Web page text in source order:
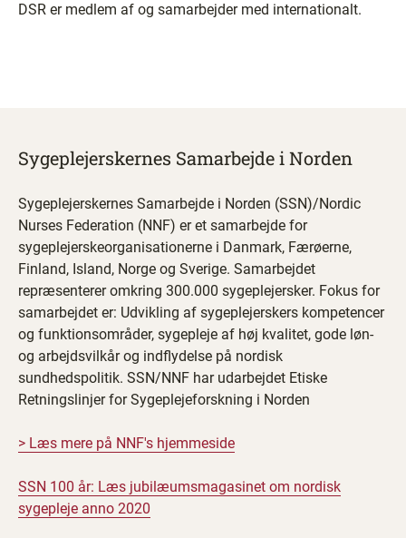
DSR er medlem af og samarbejder med internationalt.
Sygeplejerskernes Samarbejde i Norden
Sygeplejerskernes Samarbejde i Norden (SSN)/Nordic
Nurses Federation (NNF) er et samarbejde for
sygeplejerskeorganisationerne i Danmark, Færøerne,
Finland, Island, Norge og Sverige. Samarbejdet
repræsenterer omkring 300.000 sygeplejersker. Fokus for
samarbejdet er: Udvikling af sygeplejerskers kompetencer
og funktionsområder, sygepleje af høj kvalitet, gode løn-
og arbejdsvilkår og indflydelse på nordisk
sundhedspolitik. SSN/NNF har udarbejdet Etiske
Retningslinjer for Sygeplejeforskning i Norden
> Læs mere på NNF's hjemmeside
SSN 100 år: Læs jubilæumsmagasinet om nordisk
sygepleje anno 2020